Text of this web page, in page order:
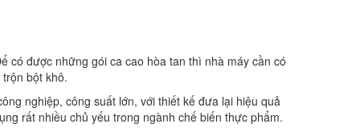
có được những gói ca cao hòa tan thì nhà máy cần có
bột khô.
nghiệp, công suất lớn, với thiết kế đưa lại hiệu quả
rất nhiều chủ yếu trong ngành chế biến thực phẩm.